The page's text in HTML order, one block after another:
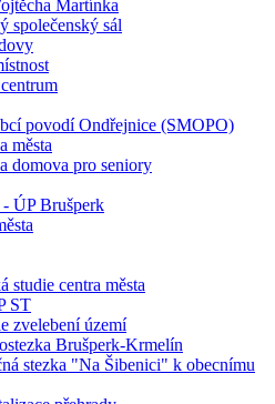
Martínka
společenský sál
povodí Ondřejnice (SMOPO)
města
domova pro seniory
- ÚP Brušperk
studie centra města
ST
zvelebení území
Brušperk-Krmelín
stezka "Na Šibenici" k obecnímu